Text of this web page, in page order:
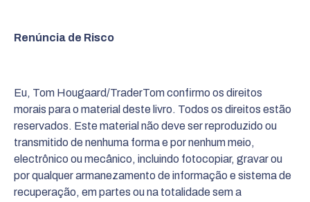
Renúncia de Risco
Eu, Tom Hougaard/TraderTom confirmo os direitos
morais para o material deste livro. Todos os direitos estão
reservados. Este material não deve ser reproduzido ou
transmitido de nenhuma forma e por nenhum meio,
electrônico ou mecânico, incluindo fotocopiar, gravar ou
por qualquer armanezamento de informação e sistema de
recuperação, em partes ou na totalidade sem a